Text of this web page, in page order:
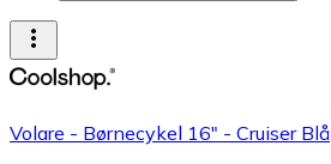
Volare - Børnecykel 16" - Cruiser Blå